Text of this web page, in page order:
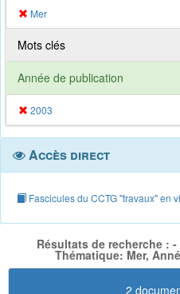
Mer
Mots clés
Année de publication
2003
Accès direct
Fascicules du CCTG "travaux" en
Résultats de recherche :
Thématique: Mer,
2